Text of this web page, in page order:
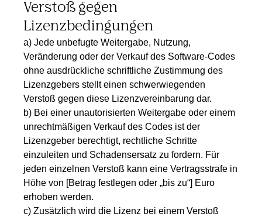
Verstoß gegen
Lizenzbedingungen
a) Jede unbefugte Weitergabe, Nutzung,
Veränderung oder der Verkauf des Software-Codes
ohne ausdrückliche schriftliche Zustimmung des
Lizenzgebers stellt einen schwerwiegenden
Verstoß gegen diese Lizenzvereinbarung dar.
b) Bei einer unautorisierten Weitergabe oder einem
unrechtmäßigen Verkauf des Codes ist der
Lizenzgeber berechtigt, rechtliche Schritte
einzuleiten und Schadensersatz zu fordern. Für
jeden einzelnen Verstoß kann eine Vertragsstrafe in
Höhe von [Betrag festlegen oder „bis zu“] Euro
erhoben werden.
c) Zusätzlich wird die Lizenz bei einem Verstoß